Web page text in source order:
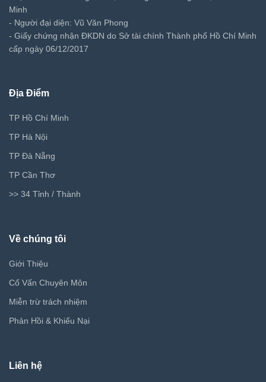
Minh
- Người đại diện: Vũ Văn Phong
- Giấy chứng nhận ĐKDN do Sở tài chính Thành phố Hồ Chí Minh
cấp ngày 06/12/2017
Địa Điểm
TP Hồ Chí Minh
TP Hà Nội
TP Đà Nẵng
TP Cần Thơ
>> 34 Tỉnh / Thành
Về chúng tôi
Giới Thiệu
Cố Vấn Chuyên Môn
Miễn trừ trách nhiệm
Phản Hồi & Khiếu Nại
Liên hệ